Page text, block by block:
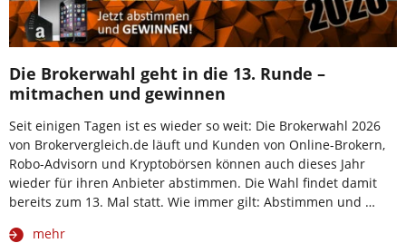
Die Brokerwahl geht in die 13. Runde –
mitmachen und gewinnen
Seit einigen Tagen ist es wieder so weit: Die Brokerwahl 2026
von Brokervergleich.de läuft und Kunden von Online-Brokern,
Robo-Advisorn und Kryptobörsen können auch dieses Jahr
wieder für ihren Anbieter abstimmen. Die Wahl findet damit
bereits zum 13. Mal statt. Wie immer gilt: Abstimmen und …
mehr